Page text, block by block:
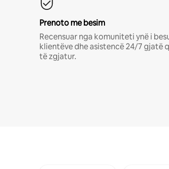
Prenoto me besim
Recensuar nga komuniteti ynë i
klientëve dhe asistencë 24/7 gjatë
të zgjatur.